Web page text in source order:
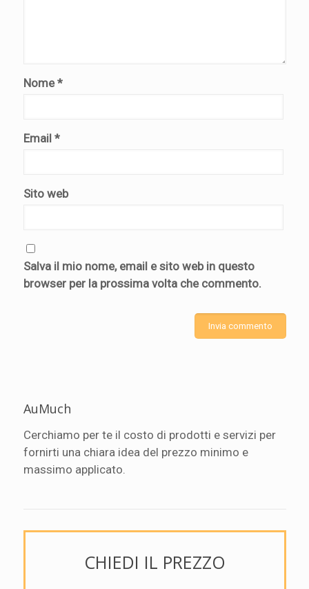
Nome*
Email *
Sito web
Salva il mio nome, email e sito web in questo
browser per la prossima volta che commento.
AuMuch
Cerchiamo per te il costo di prodotti e servizi per
fornirti una chiara idea del prezzo minimo e
massimo applicato.
CHIEDI IL PREZZO